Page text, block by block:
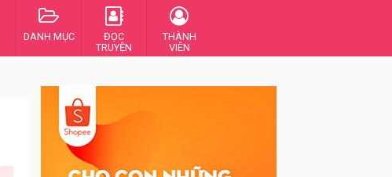
DANH MỤC
ĐỌC
TRUYỆN
THÀNH
VIÊN